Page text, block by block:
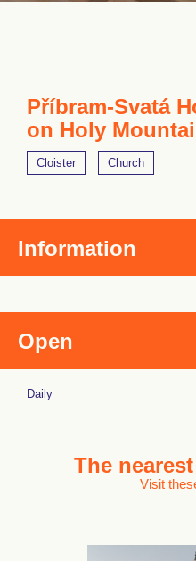
Příbram-Svatá
on Holy
Cloister Church
Information
Open
Daily
The nearest
Visit